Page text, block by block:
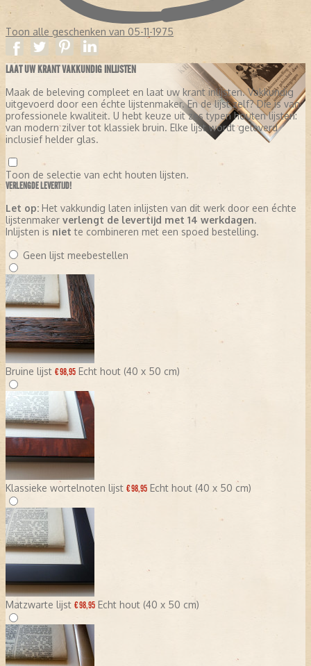
Toon alle geschenken van 05-11-1975
LAAT UW KRANT VAKKUNDIG INLIJSTEN
Maak de beleving compleet en laat uw krant inlijsten. Vakkundig
uitgevoerd door een échte lijstenmaker. En de lijst zelf? Die is van
professionele kwaliteit. U hebt keuze uit zes typen houten lijsten:
van modern zilver tot klassiek bruin. Elke lijst wordt geleverd
inclusief helder glas.
Toon de selectie van echt houten lijsten.
VERLENGDE LEVERTIJD!
Let op: Het vakkundig laten inlijsten van dit werk door een échte
lijstenmaker verlengt de levertijd met 14 werkdagen.
Inlijsten is niet te combineren met een spoed bestelling.
Geen lijst meebestellen
Bruine lijst € 98,95 Echt hout (40 x 50 cm)
Klassieke wortelnoten lijst € 98,95 Echt hout (40 x 50 cm)
Matzwarte lijst € 98,95 Echt hout (40 x 50 cm)